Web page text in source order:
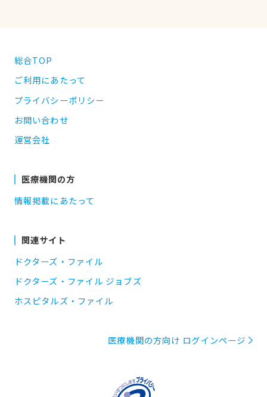
総合TOP
ご利用にあたって
プライバシーポリシー
お問い合わせ
運営会社
医療機関の方
情報掲載にあたって
関連サイト
ドクターズ・ファイル
ドクターズ・ファイル ジョブズ
ホスピタルズ・ファイル
医療機関の方向け ログインページ